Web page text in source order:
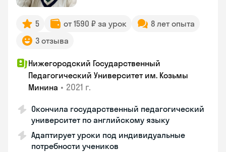
5 от 1590 ₽ за урок
8 лет опыта
3 отзыва
Нижегородский Государственный
Педагогический Университет им. Козьмы
Минина • 2021 г.
Окончила государственный педагогический
университет по английскому языку
Адаптирует уроки под индивидуальные
потребности учеников